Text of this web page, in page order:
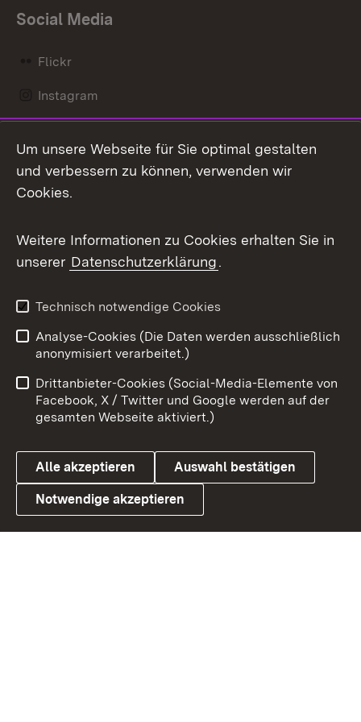
Social Media
Flickr
Instagram
Mastodon
Messenger
Social Wall
X / Twitter
Youtube
Link zum Landesportal
Benutzungshinweise
Barrierefreiheit
Datenschutz
Cookies
Um unsere Webseite für Sie optimal gestalten
und verbessern zu können, verwenden wir
Cookies.
Weitere Informationen zu Cookies erhalten Sie in
unserer Datenschutzerklärung.
Technisch notwendige Cookies
Analyse-Cookies (Die Daten werden ausschließlich
anonymisiert verarbeitet.)
Drittanbieter-Cookies (Social-Media-Elemente von
Facebook, X / Twitter und Google werden auf der
gesamten Webseite aktiviert.)
Alle akzeptieren Auswahl bestätigen
Notwendige akzeptieren